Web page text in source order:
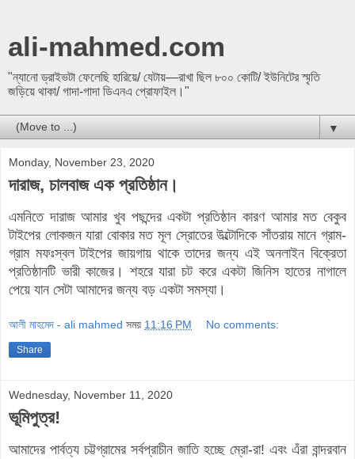
ali-mahmed.com
"ন্যানো ড্রাইভটা ফেলেছি হারিয়ে/ যেটায়—রাখা ছিল ৮০০ কোটি/ ইউনিটের স্মৃতি
জড়িয়ে থাকা/ গাদা-গাদা ডিএনএ প্রোফাইল।"
▼
Monday, November 23, 2020
দারাজ, চালবাজ এক প্রতিষ্ঠান।
এমনিতে দারাজ আমার খুব পছন্দের একটা প্রতিষ্ঠান কারণ আমার মত বেকুব
টাইপের লোকজন যারা বোকার মত মূল স্রোতের উল্টোদিকে সাঁতরায় মানে গ্রাম-
গ্রাম মফঃস্বল টাইপের জায়গায় থাকে তাদের জন্য এই অনলাইন বিক্রেতা
প্রতিষ্ঠানটি ভারী কাজের। শহরে যারা চট করে একটা জিনিস হাতের নাগালে
পেয়ে যান সেটা আমাদের জন্য বড় একটা সমস্যা।
আলী মাহমেদ - ali mahmed সময় 11:16 PM No comments:
Share
Wednesday, November 11, 2020
ভূমিপুত্র!
আমাদের পার্বত্য চট্টগ্রামের সর্বপ্রাচীন জাতি হচ্ছে ম্রো-রা! এবং এঁরা বান্দরবান